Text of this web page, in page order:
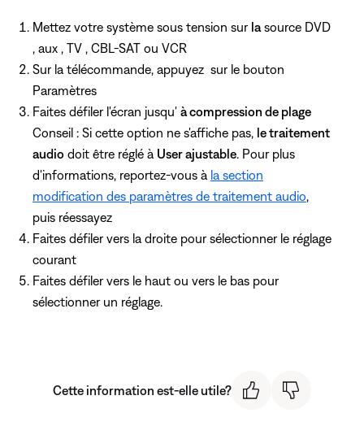
Mettez votre système sous tension sur la source DVD
, aux , TV , CBL-SAT ou VCR
Sur la télécommande, appuyez sur le bouton
Paramètres
Faites défiler l'écran jusqu' à compression de plage
Conseil : Si cette option ne s'affiche pas, le traitement
audio doit être réglé à User ajustable . Pour plus
d'informations, reportez-vous à la section
modification des paramètres de traitement audio
puis réessayez
Faites défiler vers la droite pour sélectionner le réglage
courant
Faites défiler vers le haut ou vers le bas pour
sélectionner un réglage.
Cette information est-elle utile?